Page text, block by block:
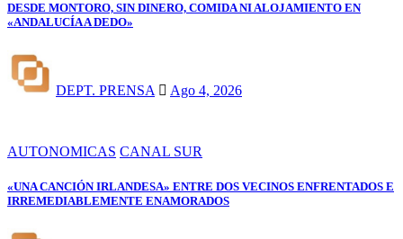
DESDE MONTORO, SIN DINERO, COMIDA NI ALOJAMIENTO EN
«ANDALUCÍA A DEDO»
DEPT. PRENSA Ago 4, 2026
AUTONOMICAS CANAL SUR
«UNA CANCIÓN IRLANDESA» ENTRE DOS VECINOS ENFRENTADOS E
IRREMEDIABLEMENTE ENAMORADOS